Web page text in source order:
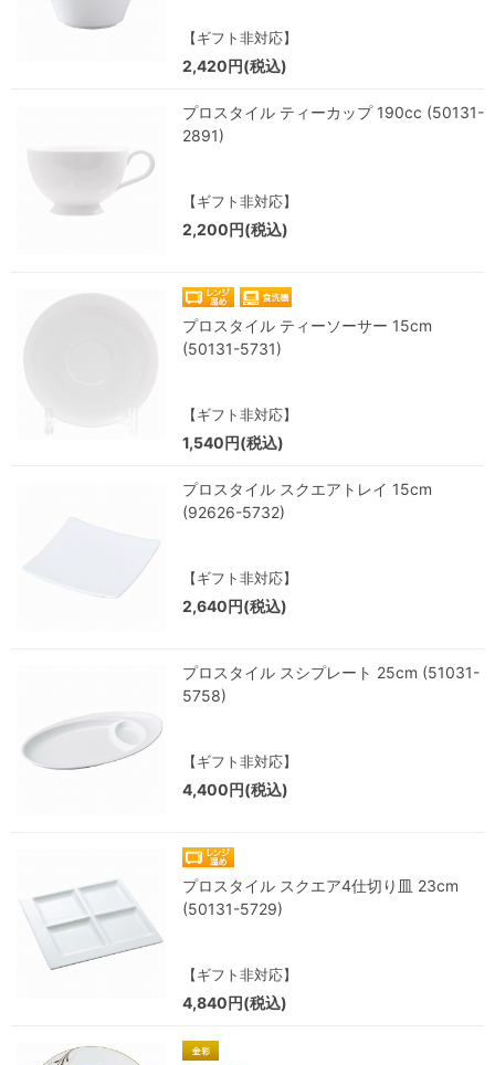
【ギフト非対応】
2,420円(税込)
プロスタイル ティーカップ 190cc (50131-
2891)
【ギフト非対応】
2,200円(税込)
プロスタイル ティーソーサー 15cm
(50131-5731)
【ギフト非対応】
1,540円(税込)
プロスタイル スクエアトレイ 15cm
(92626-5732)
【ギフト非対応】
2,640円(税込)
プロスタイル スシプレート 25cm (51031-
5758)
【ギフト非対応】
4,400円(税込)
プロスタイル スクエア4仕切り皿 23cm
(50131-5729)
【ギフト非対応】
4,840円(税込)